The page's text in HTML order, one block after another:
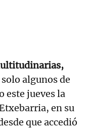
solo algunos de
este jueves la
en su
que accedió